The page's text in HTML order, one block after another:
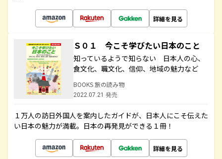
詳細を見る
Ｓ０１ 今こそ学びたい日本のこと
知っているようで知らない 日本人の心、
食文化、職文化、信仰、地域の魅力など
BOOKS 旅の読み物
2022.07.21 発売
１万人の訪日外国人を案内したガイドが、日本人にこそ伝えた
い日本の魅力が満載。日本の再発見ができる１冊！
詳細を見る